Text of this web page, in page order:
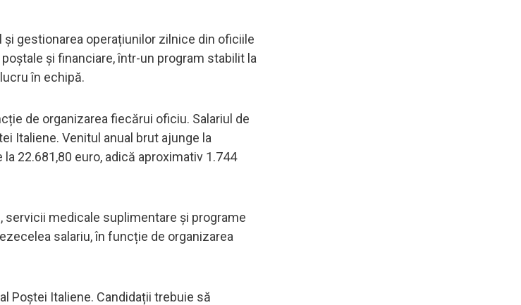
gestionarea operațiunilor zilnice din oficiile
și financiare, într-un program stabilit la
în echipă.
de organizarea fiecărui oficiu. Salariul de
Italiene. Venitul anual brut ajunge la
22.681,80 euro, adică aproximativ 1.744
medicale suplimentare și programe
salariu, în funcție de organizarea
Poștei Italiene. Candidații trebuie să